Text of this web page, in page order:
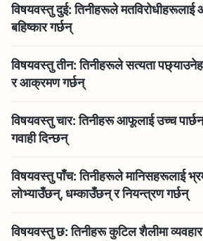
विषयवस्तु दुई: तिनीहरूले
बहिष्कार गर्छन्
विषयवस्तु तीन: तिनीहरूले सत्यता
र आक्रमण गर्छन्
विषयवस्तु चार: तिनीहरू आफूलाई उच्च
गवाही दिन्छन्
विषयवस्तु पाँच: तिनीहरूले मानिसहरूलाई
लोभ्याउँछन्, धम्काउँछन् र नियन्त्रण गर्छन्
विषयवस्तु छ: तिनीहरू कुटिल शैलीमा